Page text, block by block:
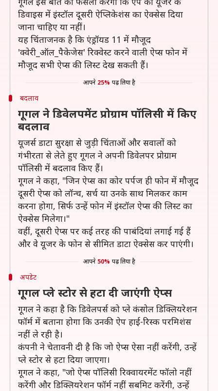
डिवाइस में इंस्टॉल दूसरी ऐप्लिकेशंस का ऐक्सेस दिया
जाना चाहिए या नहीं।
यह चिंताजनक है कि एंड्रॉयड 11 में मौजूद
'क्वेरी_ऑल_पैकेजेस' रिक्वेस्ट करने वाली ऐप्स फोन में
मौजूद सभी ऐप्स की लिस्ट देख सकती हैं।
आपने 25% पढ़ लिया है
बदलाव
गूगल ने डिवेलपमेंट प्रोग्राम पॉलिसी में किए
बदलाव
यूजर्स डाटा सुरक्षा से जुड़ी चिंताओं और सवालों को
गंभीरता से लेते हुए गूगल ने अपनी डिवेलपर प्रोग्राम
पॉलिसी में बदलाव किए हैं।
गूगल ने कहा, "जिन ऐप्स का कोर पर्पज ही फोन में मौजूद
दूसरी ऐप्स को लॉन्च, सर्च या उनके साथ मिलकर काम
करना होगा, सिर्फ उन्हें फोन में इंस्टॉल ऐप्स की लिस्ट का
ऐक्सेस मिलेगा।"
वहीं, दूसरी ऐप्स पर कई तरह की पाबंदियां लगाई गई हैं
और वे यूजर के फोन से सीमित डाटा ऐक्सेस कर पाएंगी।
आपने 50% पढ़ लिया है
अपडेट
गूगल प्ले स्टोर से हटा दी जाएंगी ऐप्स
गूगल ने कहा है कि डिवेलपर्स को प्ले कंसोल डिक्लियरेशन
फॉर्म में बताना होगा कि उनकी ऐप हाई-रिस्क परमिशंस
नहीं ले रही है।
कंपनी ने चेतावनी दी है कि जो ऐप्स ऐसा नहीं करेंगी, उन्हें
प्ले स्टोर से हटा दिया जाएगा।
गूगल ने कहा, "जो ऐप्स पॉलिसी रिक्वायरमेंट फॉलो नहीं
करेंगी और डिक्लियरेशन फॉर्म नहीं सबमिट करेंगी, उन्हें